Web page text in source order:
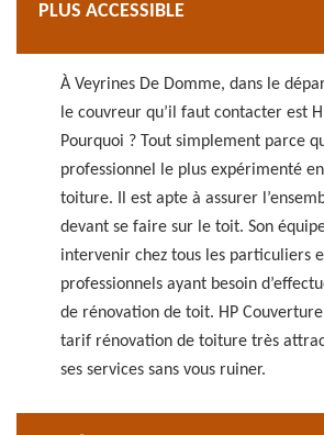
PLUS ACCESSIBLE
À Veyrines De Domme, dans le
le couvreur qu’il faut contacter est
Pourquoi ? Tout simplement parce
professionnel le plus expérimenté
toiture. Il est apte à assurer
devant se faire sur le toit. Son
intervenir chez tous les particuliers
professionnels ayant besoin
de rénovation de toit. HP
tarif rénovation de toiture très
ses services sans vous ruiner.